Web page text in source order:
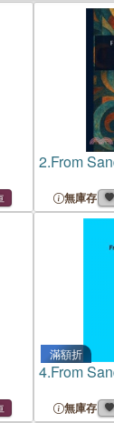
2.From
無庫存
滿額折
4.From
無庫存